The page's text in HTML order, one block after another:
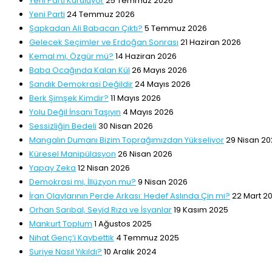
Yeni Parti 24 Temmuz 2026
Şapkadan Ali Babacan Çıktı? 5 Temmuz 2026
Gelecek Seçimler ve Erdoğan Sonrası 21 Haziran 2026
Kemal mi, Özgür mü? 14 Haziran 2026
Baba Ocağında Kalan Kül 26 Mayıs 2026
Sandık Demokrasi Değildir24 Mayıs 2026
Berk Şimşek Kimdir? 11 Mayıs 2026
Yolu Değil İnsanı Taşıyın 4 Mayıs 2026
Sessizliğin Bedeli 30 Nisan 2026
Mangalın Dumanı Bizim Toprağımızdan Yükseliyor29 Nisan
Küresel Manipülasyon 26 Nisan 2026
Yapay Zeka 12 Nisan 2026
Demokrasi mi, İllüzyon mu? 9 Nisan 2026
İran Olaylarının Perde Arkası: Hedef Aslında Çin mi? 22 Mart
Orhan Sarıbal, Seyid Rıza ve İsyanlar19 Kasım 2025
Mankurt Toplum 1 Ağustos 2025
Nihat Genç’i Kaybettik 4 Temmuz 2025
Suriye Nasıl Yıkıldı? 10 Aralık 2024